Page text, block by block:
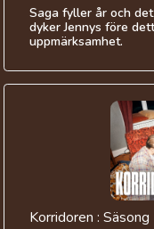
Saga fyller år och
dyker Jennys före
uppmärksamhet.
Korridoren :